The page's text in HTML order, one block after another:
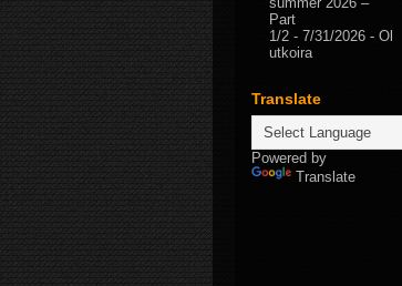
Part
1/2 - 7/31/2026 - Ol
utkoira
Translate
Powered by
Translate